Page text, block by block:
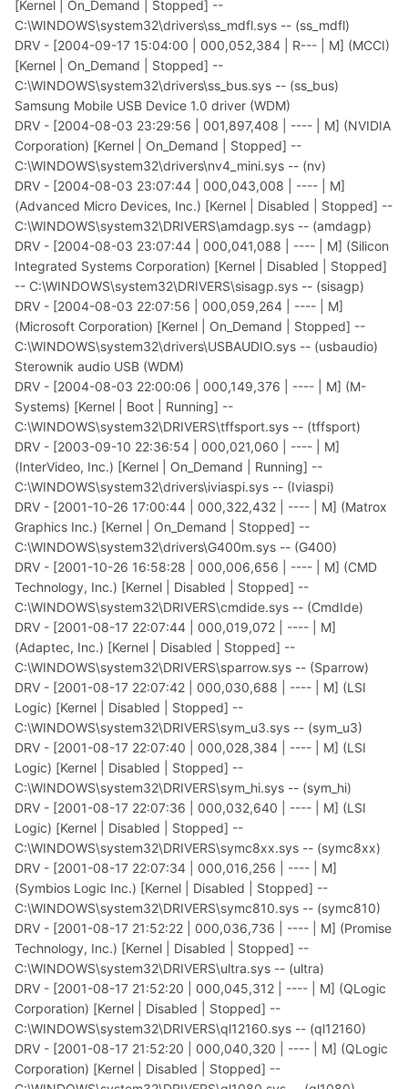
[Kernel | On_Demand | Stopped] --
C:\WINDOWS\system32\drivers\ss_mdfl.sys -- (ss_mdfl)
DRV - [2004-09-17 15:04:00 | 000,052,384 | R--- | M] (MCCI)
[Kernel | On_Demand | Stopped] --
C:\WINDOWS\system32\drivers\ss_bus.sys -- (ss_bus)
Samsung Mobile USB Device 1.0 driver (WDM)
DRV - [2004-08-03 23:29:56 | 001,897,408 | ---- | M] (NVIDIA
Corporation) [Kernel | On_Demand | Stopped] --
C:\WINDOWS\system32\drivers\nv4_mini.sys -- (nv)
DRV - [2004-08-03 23:07:44 | 000,043,008 | ---- | M]
(Advanced Micro Devices, Inc.) [Kernel | Disabled | Stopped] --
C:\WINDOWS\system32\DRIVERS\amdagp.sys -- (amdagp)
DRV - [2004-08-03 23:07:44 | 000,041,088 | ---- | M] (Silicon
Integrated Systems Corporation) [Kernel | Disabled | Stopped]
-- C:\WINDOWS\system32\DRIVERS\sisagp.sys -- (sisagp)
DRV - [2004-08-03 22:07:56 | 000,059,264 | ---- | M]
(Microsoft Corporation) [Kernel | On_Demand | Stopped] --
C:\WINDOWS\system32\drivers\USBAUDIO.sys -- (usbaudio)
Sterownik audio USB (WDM)
DRV - [2004-08-03 22:00:06 | 000,149,376 | ---- | M] (M-
Systems) [Kernel | Boot | Running] --
C:\WINDOWS\system32\DRIVERS\tffsport.sys -- (tffsport)
DRV - [2003-09-10 22:36:54 | 000,021,060 | ---- | M]
(InterVideo, Inc.) [Kernel | On_Demand | Running] --
C:\WINDOWS\system32\drivers\iviaspi.sys -- (Iviaspi)
DRV - [2001-10-26 17:00:44 | 000,322,432 | ---- | M] (Matrox
Graphics Inc.) [Kernel | On_Demand | Stopped] --
C:\WINDOWS\system32\drivers\G400m.sys -- (G400)
DRV - [2001-10-26 16:58:28 | 000,006,656 | ---- | M] (CMD
Technology, Inc.) [Kernel | Disabled | Stopped] --
C:\WINDOWS\system32\DRIVERS\cmdide.sys -- (CmdIde)
DRV - [2001-08-17 22:07:44 | 000,019,072 | ---- | M]
(Adaptec, Inc.) [Kernel | Disabled | Stopped] --
C:\WINDOWS\system32\DRIVERS\sparrow.sys -- (Sparrow)
DRV - [2001-08-17 22:07:42 | 000,030,688 | ---- | M] (LSI
Logic) [Kernel | Disabled | Stopped] --
C:\WINDOWS\system32\DRIVERS\sym_u3.sys -- (sym_u3)
DRV - [2001-08-17 22:07:40 | 000,028,384 | ---- | M] (LSI
Logic) [Kernel | Disabled | Stopped] --
C:\WINDOWS\system32\DRIVERS\sym_hi.sys -- (sym_hi)
DRV - [2001-08-17 22:07:36 | 000,032,640 | ---- | M] (LSI
Logic) [Kernel | Disabled | Stopped] --
C:\WINDOWS\system32\DRIVERS\symc8xx.sys -- (symc8xx)
DRV - [2001-08-17 22:07:34 | 000,016,256 | ---- | M]
(Symbios Logic Inc.) [Kernel | Disabled | Stopped] --
C:\WINDOWS\system32\DRIVERS\symc810.sys -- (symc810)
DRV - [2001-08-17 21:52:22 | 000,036,736 | ---- | M] (Promise
Technology, Inc.) [Kernel | Disabled | Stopped] --
C:\WINDOWS\system32\DRIVERS\ultra.sys -- (ultra)
DRV - [2001-08-17 21:52:20 | 000,045,312 | ---- | M] (QLogic
Corporation) [Kernel | Disabled | Stopped] --
C:\WINDOWS\system32\DRIVERS\ql12160.sys -- (ql12160)
DRV - [2001-08-17 21:52:20 | 000,040,320 | ---- | M] (QLogic
Corporation) [Kernel | Disabled | Stopped] --